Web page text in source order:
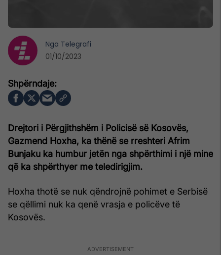
Drejtori i Përgjithshëm i Policisë së Kosovës,
Gazmend Hoxha, ka thënë se rreshteri Afrim
Bunjaku ka humbur jetën nga shpërthimi i një mine
që ka shpërthyer me teledirigjim.
Hoxha thotë se nuk qëndrojnë pohimet e Serbisë
se qëllimi nuk ka qenë vrasja e policëve të
Kosovës.
Nga Telegrafi
01/10/2023